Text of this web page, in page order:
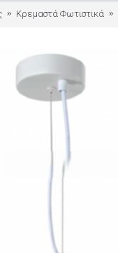
Κρεμαστά Φωτιστικά